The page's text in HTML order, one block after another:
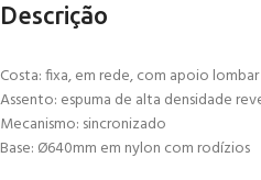
Descrição
Costa: fixa, em rede, com apoio lombar
Assento: espuma de alta densidade
Mecanismo: sincronizado
Base: Ø640mm em nylon com rodízios